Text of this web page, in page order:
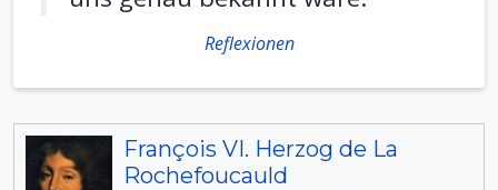
Reflexionen
François VI. Herzog de La
Rochefoucauld